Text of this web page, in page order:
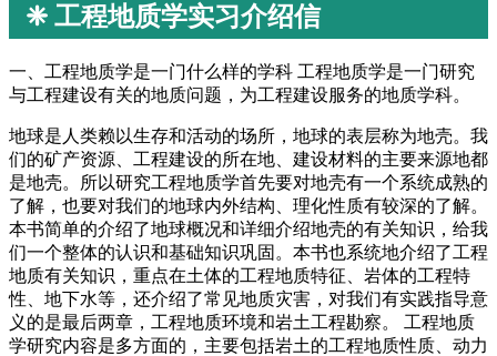
❈ 工程地质学实习介绍信
一、工程地质学是一门什么样的学科 工程地质学是一门研究
与工程建设有关的地质问题，为工程建设服务的地质学科。
地球是人类赖以生存和活动的场所，地球的表层称为地壳。我
们的矿产资源、工程建设的所在地、建设材料的主要来源地都
是地壳。所以研究工程地质学首先要对地壳有一个系统成熟的
了解，也要对我们的地球内外结构、理化性质有较深的了解。
本书简单的介绍了地球概况和详细介绍地壳的有关知识，给我
们一个整体的认识和基础知识巩固。本书也系统地介绍了工程
地质有关知识，重点在土体的工程地质特征、岩体的工程特
性、地下水等，还介绍了常见地质灾害，对我们有实践指导意
义的是最后两章，工程地质环境和岩土工程勘察。 工程地质
学研究内容是多方面的，主要包括岩土的工程地质性质、动力